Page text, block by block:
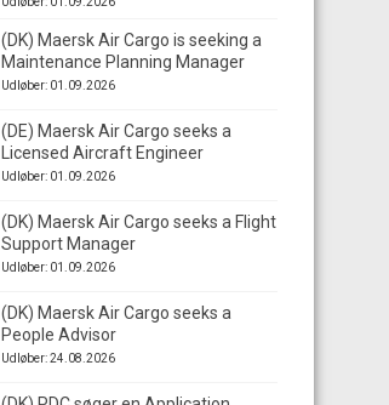
(DK) Maersk Air Cargo is seeking a
Maintenance Planning Manager
Udløber: 01.09.2026
(DE) Maersk Air Cargo seeks a
Licensed Aircraft Engineer
Udløber: 01.09.2026
(DK) Maersk Air Cargo seeks a Flight
Support Manager
Udløber: 01.09.2026
(DK) Maersk Air Cargo seeks a
People Advisor
Udløber: 24.08.2026